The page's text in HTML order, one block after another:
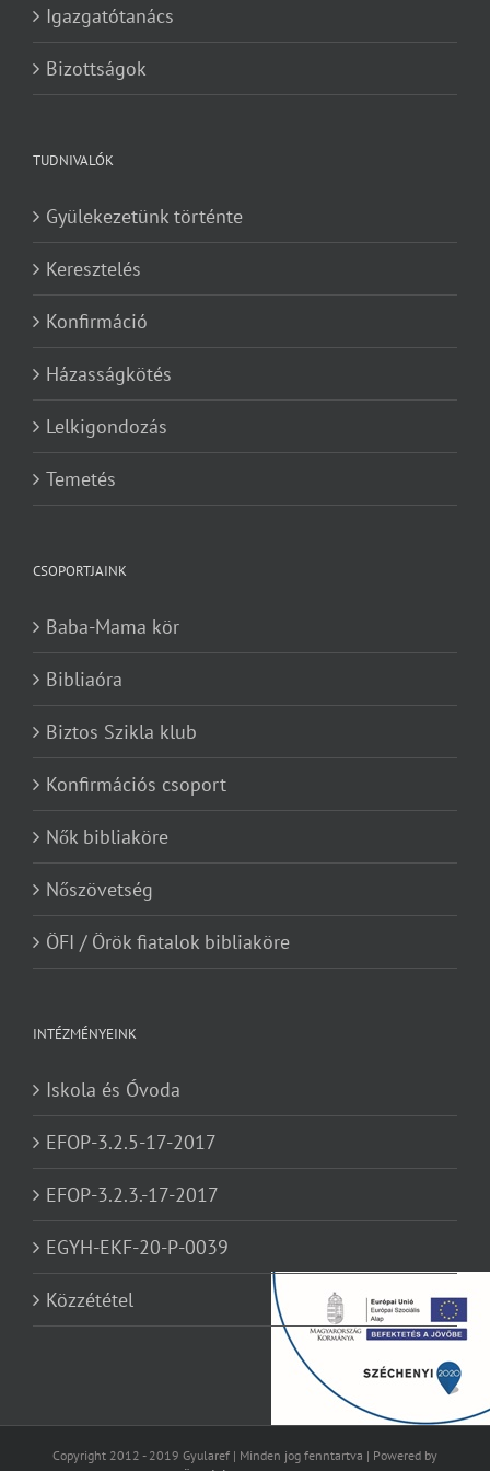
Igazgatótanács
Bizottságok
TUDNIVALÓK
Gyülekezetünk történte
Keresztelés
Konfirmáció
Házasságkötés
Lelkigondozás
Temetés
CSOPORTJAINK
Baba-Mama kör
Bibliaóra
Biztos Szikla klub
Konfirmációs csoport
Nők bibliaköre
Nőszövetség
ÖFI / Örök fiatalok bibliaköre
INTÉZMÉNYEINK
Iskola és Óvoda
EFOP-3.2.5-17-2017
EFOP-3.2.3.-17-2017
EGYH-EKF-20-P-0039
Közzététel
Copyright 2012 - 2019 Gyularef | Minden jog fenntartva | Powered by